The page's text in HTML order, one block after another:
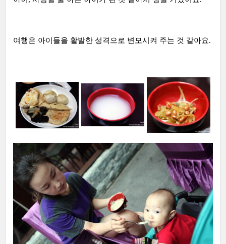
여행은 아이들을 활발한 성격으로 변모시켜 주는 것 같아요.